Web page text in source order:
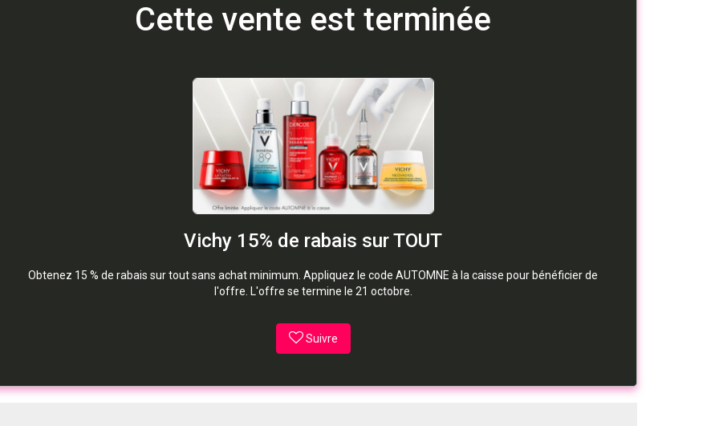
Cette vente est terminée
Vichy 15% de rabais sur TOUT
Obtenez 15 % de rabais sur tout sans achat minimum. Appliquez le code AUTOMNE à la caisse pour bénéficier de
l'offre. L'offre se termine le 21 octobre.
Suivre